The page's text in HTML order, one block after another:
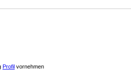
Profil vornehmen